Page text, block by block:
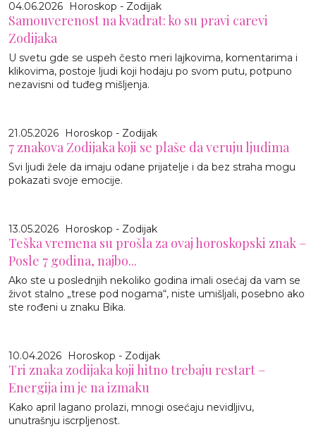
04.06.2026 Horoskop - Zodijak
Samouverenost na kvadrat: ko su pravi carevi
Zodijaka
U svetu gde se uspeh često meri lajkovima, komentarima i
klikovima, postoje ljudi koji hodaju po svom putu, potpuno
nezavisni od tuđeg mišljenja.
21.05.2026 Horoskop - Zodijak
7 znakova Zodijaka koji se plaše da veruju ljudima
Svi ljudi žele da imaju odane prijatelje i da bez straha mogu
pokazati svoje emocije.
13.05.2026 Horoskop - Zodijak
Teška vremena su prošla za ovaj horoskopski znak –
Posle 7 godina, najbo...
Ako ste u poslednjih nekoliko godina imali osećaj da vam se
život stalno „trese pod nogama“, niste umišljali, posebno ako
ste rođeni u znaku Bika.
10.04.2026 Horoskop - Zodijak
Tri znaka zodijaka koji hitno trebaju restart –
Energija im je na izmaku
Kako april lagano prolazi, mnogi osećaju nevidljivu,
unutrašnju iscrpljenost.